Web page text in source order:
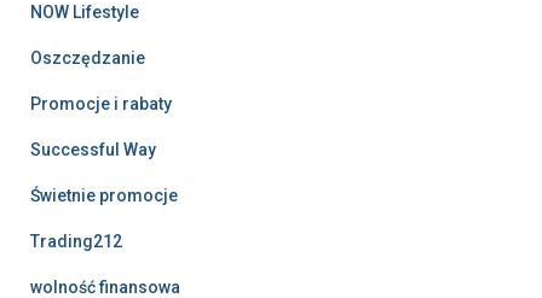
NOW Lifestyle
Oszczędzanie
Promocje i rabaty
Successful Way
Świetnie promocje
Trading212
wolność finansowa